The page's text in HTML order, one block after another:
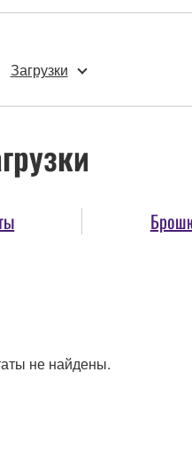
Загрузки
не найдены.